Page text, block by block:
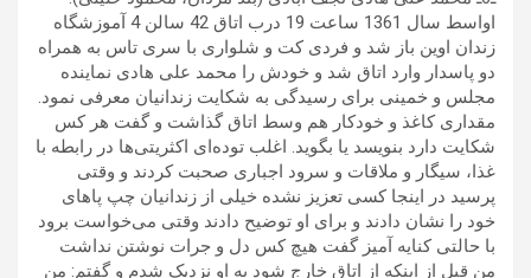
اواسط سال 1361 ساعت 19 درب اتاق 42 سالن 4 آموزشگاه
زندان اوین باز شد و فردی کت و شلواری با سری تاس به همراه
دو پاسدار وارد اتاق شد و خودش را محمد علی هادی نماینده
مجلس و خمینی برای رسیدگی به شکایت زندانیان معرفی نمود.
مقداری کاغذ و خودکار هم وسط اتاق گذاشت و گفت هر کس
شکایت دارد بنویسد یا بگوید. اغلب توده‌ای اکثریتی‌ها در رابطه با
غذا، سیگار و ملاقات و سرود اجباری صحبت کردند و وقتی
پرسید در اینجا کسی تعزیز نشده خیلی از زندانیان چپ پاهای
خود را نشان دادند و برای او توضیح دادند وقتی می‌خواست برود
با حالتی کنایه آمیز گفت هیچ کس دل و جرات نوشتن نداشت
من قبل از اینکه از اتاق خارج شود به او نزدیک شدم و گفتم: من